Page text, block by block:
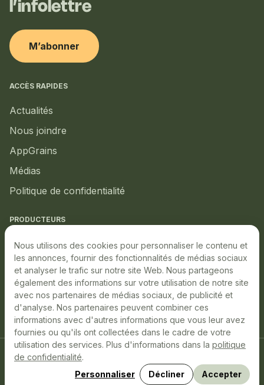
l’infolettre
M’abonner
ACCÈS RAPIDES
Actualités
Nous joindre
AppGrains
Médias
Politique de confidentialité
PRODUCTEURS
Marché local
Marché boursier
Production durable
Événements à venir
LinkedInYouTube
Facebook
Nous utilisons des cookies pour personnaliser le contenu et
les annonces, fournir des fonctionnalités de médias sociaux
et analyser le trafic sur notre site Web. Nous partageons
également des informations sur votre utilisation de notre site
avec nos partenaires de médias sociaux, de publicité et
d'analyse. Nos partenaires peuvent combiner ces
informations avec d'autres informations que vous leur avez
fournies ou qu'ils ont collectées dans le cadre de votre
utilisation des services. Plus d'informations dans la politique
de confidentialité.
Personnaliser
Décliner Accepter